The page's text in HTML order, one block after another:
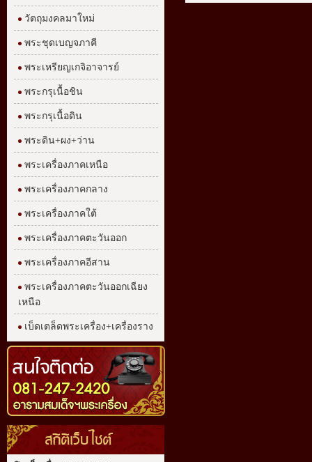
วัตถุมงคลมาใหม่
พระชุดเบญจภาคี
พระเหรียญเกจิอาจารย์
พระกรุเนื้อชิน
พระกรุเนื้อดิน
พระดิน+ผง+ว่าน
พระเครื่องภาคเหนือ
พระเครื่องภาคกลาง
พระเครื่องภาคใต้
พระเครื่องภาคตะวันออก
พระเครื่องภาคอีสาน
พระเครื่องภาคตะวันออกเฉียง
เหนือ
เบ็ดเตล็ดพระเครื่อง+เครื่องราง
สถิติเว็บไซต์